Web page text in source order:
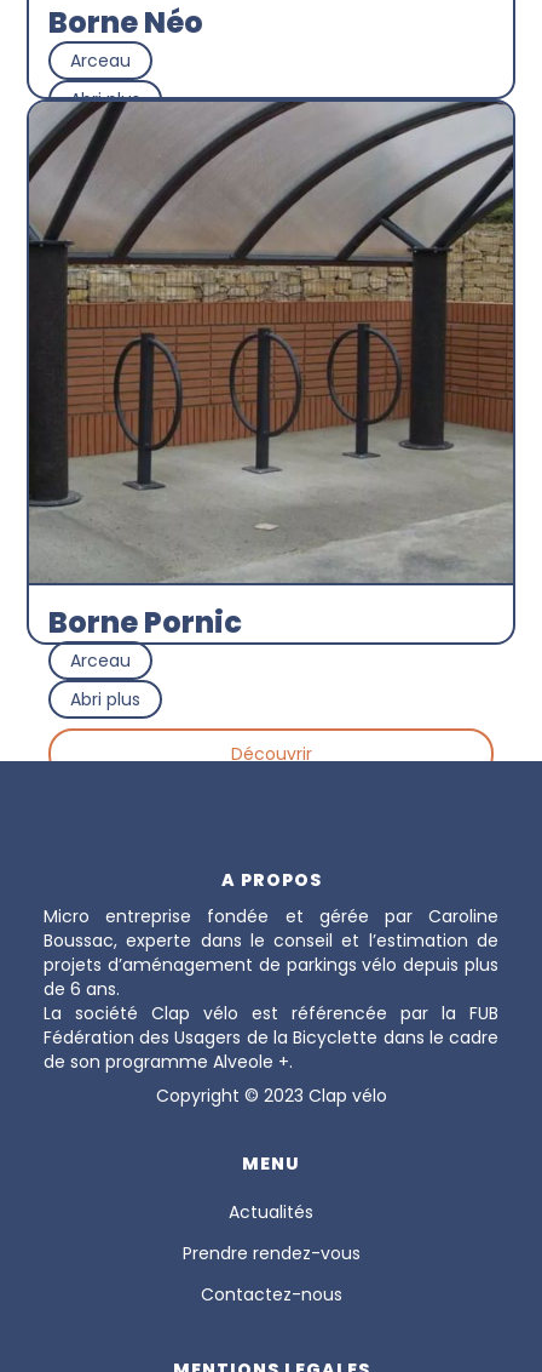
Borne Néo
Arceau
Abri plus
Découvrir
Borne Pornic
Arceau
Abri plus
Découvrir
A PROPOS
Micro entreprise fondée et gérée par Caroline
Boussac, experte dans le conseil et l’estimation de
projets d’aménagement de parkings vélo depuis plus
de 6 ans.
La société Clap vélo est référencée par la FUB
Fédération des Usagers de la Bicyclette dans le cadre
de son programme Alveole +.
Copyright © 2023 Clap vélo
MENU
Actualités
Prendre rendez-vous
Contactez-nous